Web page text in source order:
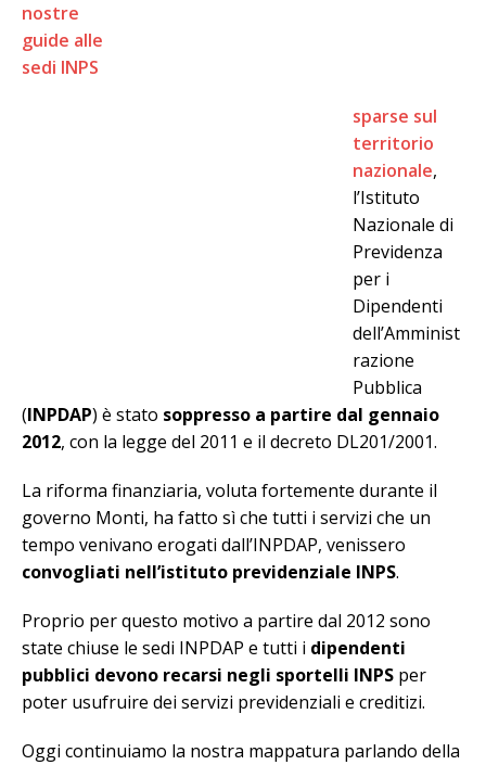
nostre
guide alle
sedi INPS
sparse sul
territorio
nazionale,
l’Istituto
Nazionale di
Previdenza
per i
Dipendenti
dell’Amminist
razione
Pubblica
(INPDAP) è stato soppresso a partire dal gennaio
2012, con la legge del 2011 e il decreto DL201/2001.
La riforma finanziaria, voluta fortemente durante il
governo Monti, ha fatto sì che tutti i servizi che un
tempo venivano erogati dall’INPDAP, venissero
convogliati nell’istituto previdenziale INPS.
Proprio per questo motivo a partire dal 2012 sono
state chiuse le sedi INPDAP e tutti i dipendenti
pubblici devono recarsi negli sportelli INPS per
poter usufruire dei servizi previdenziali e creditizi.
Oggi continuiamo la nostra mappatura parlando della